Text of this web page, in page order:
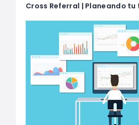
Cross Referral | Planeando